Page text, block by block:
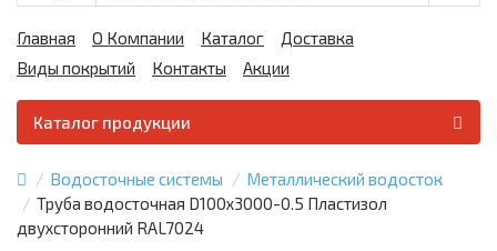
Главная О Компании Каталог
Доставка
Виды покрытий
Контакты Акции
Каталог продукции
Водосточные системы
Металлический водосток
Труба водосточная D100х3000-0.5 Пластизол
двухсторонний RAL7024